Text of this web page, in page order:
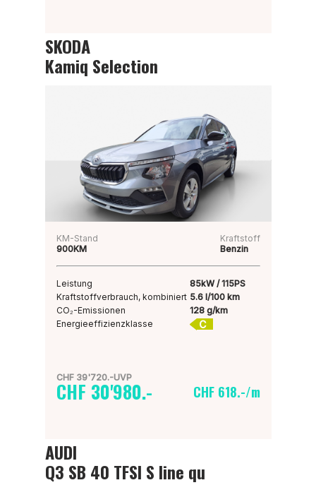
SKODA
Kamiq Selection
KM-Stand
900KM
Kraftstoff
Benzin
Leistung
85kW / 115PS
Kraftstoffverbrauch, kombiniert 5.6 l/100 km
CO₂-Emissionen
128 g/km
Energieeffizienzklasse
C
CHF 39'720.-UVP
CHF 30'980.- CHF 618.-/m
AUDI
Q3 SB 40 TFSI S line qu